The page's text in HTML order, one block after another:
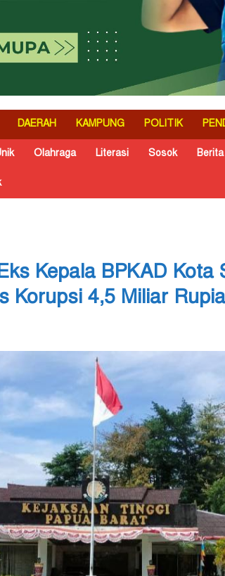
DAERAH KAMPUNG POLITIK
Olahraga Literasi Sosok
Kepala BPKAD Kota
Korupsi 4,5 Miliar